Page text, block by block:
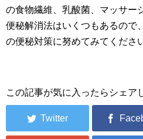
の食物繊維、乳酸菌、マッサー
便秘解消法はいくつもあるので
の便秘対策に努めてみてくださ
この記事が気に入ったらシェア